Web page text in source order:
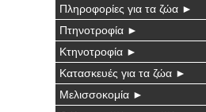
Πληροφορίες για τα ζώα ►
Πτηνοτροφία ►
Κτηνοτροφία ►
Κατασκευές για τα ζώα ►
Μελισσοκομία ►